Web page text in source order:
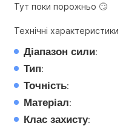
Тут поки порожньо 🙄
Технічні характеристики
Діапазон сили:
Тип:
Точність:
Матеріал:
Клас захисту: